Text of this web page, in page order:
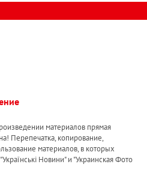
материалов прямая
Перепечатка, копирование,
материалов, в которых
Новини" и "Украинская Фото